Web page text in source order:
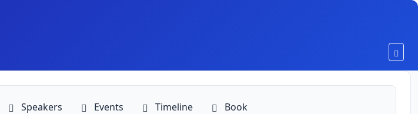
Speakers Events Timeline Book